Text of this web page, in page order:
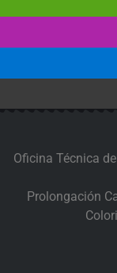
Oficina Técnica
Prolongación